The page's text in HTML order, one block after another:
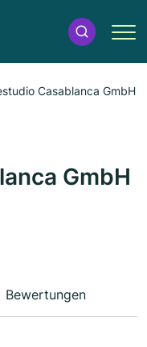
Casablanca GmbH
GmbH
Bewertungen